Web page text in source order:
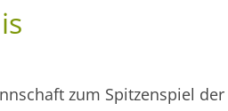
zum Spitzenspiel der